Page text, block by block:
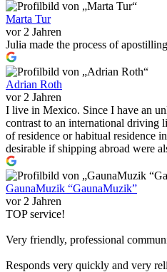
Marta Tur
vor 2 Jahren
Julia made the process of
Adrian Roth
vor 2 Jahren
I live in Mexico. Since I have an
contrast to an international driving
of residence or habitual residence
desirable if shipping abroad were
GaunaMuzik “GaunaMuzik”
vor 2 Jahren
TOP service!
Very friendly, professional
Responds very quickly and very